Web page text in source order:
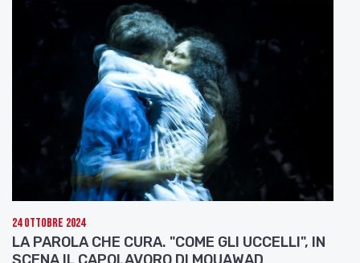
24 Ottobre 2024
LA PAROLA CHE CURA. "COME GLI UCCELLI", IN